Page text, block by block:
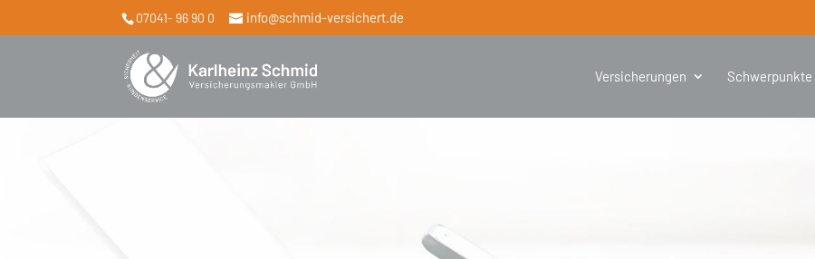
07041- 96 90 0 info@schmid-versichert.de
Versicherungen Schwerpunkte